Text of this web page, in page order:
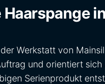
Werkstatt von
und orientiert
Serienprodukt